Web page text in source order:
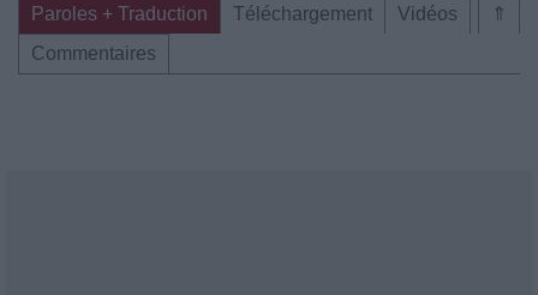
⇑
Paroles + Traduction Téléchargement
Vidéos
Commentaires